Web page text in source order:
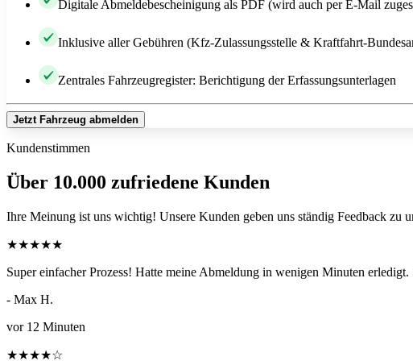
Digitale Abmeldebescheinigung als PDF (wird auch per E-Mail
Inklusive aller Gebühren (Kfz-Zulassungsstelle & Kraftfahrt-
Zentrales Fahrzeugregister: Berichtigung der Erfassungsunterlagen
Jetzt Fahrzeug abmelden
Kundenstimmen
Über 10.000 zufriedene Kunden
Ihre Meinung ist uns wichtig! Unsere Kunden geben uns ständig Feedback zu
★★★★★
Super einfacher Prozess! Hatte meine Abmeldung in wenigen Minuten erledigt.
- Max H.
vor 12 Minuten
★★★★☆